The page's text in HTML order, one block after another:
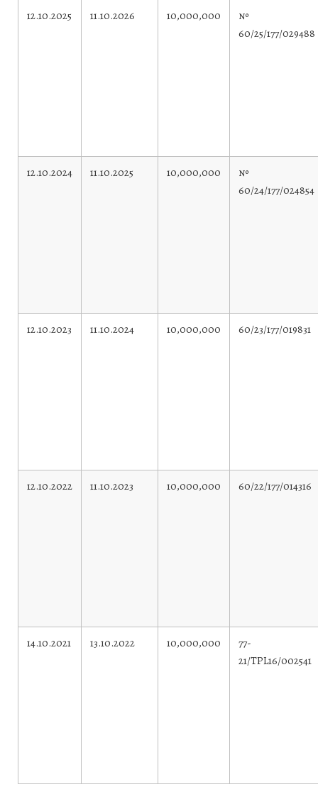
12.10.2025 11.10.2026 10,000,000
№
60/25/177/029488
12.10.2024 11.10.2025 10,000,000
№
60/24/177/024854
12.10.2023 11.10.2024 10,000,000 60/23/177/019831
12.10.2022 11.10.2023 10,000,000 60/22/177/014316
14.10.2021 13.10.2022 10,000,000
77-
21/TPL16/002541